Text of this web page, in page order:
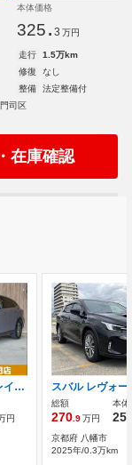
本体価格
325. 3 万円
走行
1.5万km
修復
なし
整備
法定整備付
司区
在庫確認
スバル レヴォーグレイバック 1.8 リミテッド EX 4WD 6ヶ月走行距離無制限保証付
円
総額
270 .9万円
本体
京都府 八幡市
2025年/0.3万km